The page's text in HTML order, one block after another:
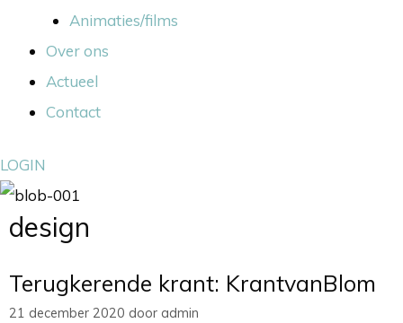
Animaties/films
Over ons
Actueel
Contact
LOGIN
design
Terugkerende krant: KrantvanBlom
21 december 2020 door admin